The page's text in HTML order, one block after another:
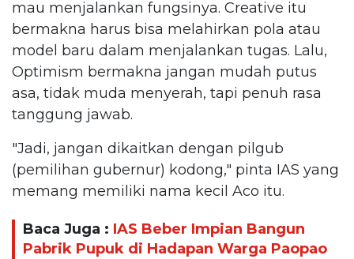
mau menjalankan fungsinya. Creative itu
bermakna harus bisa melahirkan pola atau
model baru dalam menjalankan tugas. Lalu,
Optimism bermakna jangan mudah putus
asa, tidak muda menyerah, tapi penuh rasa
tanggung jawab.
"Jadi, jangan dikaitkan dengan pilgub
(pemilihan gubernur) kodong," pinta IAS yang
memang memiliki nama kecil Aco itu.
Baca Juga : IAS Beber Impian Bangun
Pabrik Pupuk di Hadapan Warga Paopao